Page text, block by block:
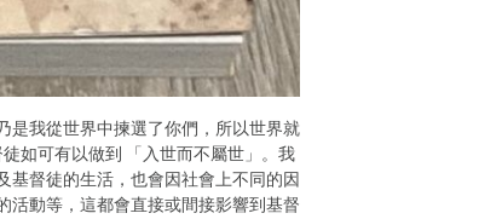
是我從世界中揀選了你們，所以世界就
如可有以做到 「入世而不屬世」。我
基督徒的生活，也會因社會上不同的因
活動等，這都會直接或間接影響到基督